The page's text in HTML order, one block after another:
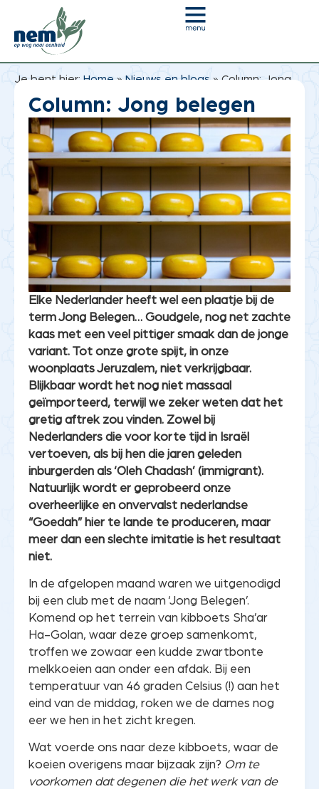
Je bent hier: Home»Nieuws en blogs» Column: Jong
belegen
Column: Jong belegen
Elke Nederlander heeft wel een plaatje bij de
term Jong Belegen… Goudgele, nog net zachte
kaas met een veel pittiger smaak dan de jonge
variant. Tot onze grote spijt, in onze
woonplaats Jeruzalem, niet verkrijgbaar.
Blijkbaar wordt het nog niet massaal
geïmporteerd, terwijl we zeker weten dat het
gretig aftrek zou vinden. Zowel bij
Nederlanders die voor korte tijd in Israël
vertoeven, als bij hen die jaren geleden
inburgerden als ‘Oleh Chadash’ (immigrant).
Natuurlijk wordt er geprobeerd onze
overheerlijke en onvervalst nederlandse
“Goedah” hier te lande te produceren, maar
meer dan een slechte imitatie is het resultaat
niet.
In de afgelopen maand waren we uitgenodigd
bij een club met de naam ‘Jong Belegen’.
Komend op het terrein van kibboets Sha’ar
Ha-Golan, waar deze groep samenkomt,
troffen we zowaar een kudde zwartbonte
melkkoeien aan onder een afdak. Bij een
temperatuur van 46 graden Celsius (!) aan het
eind van de middag, roken we de dames nog
eer we hen in het zicht kregen.
Wat voerde ons naar deze kibboets, waar de
koeien overigens maar bijzaak zijn? Om te
voorkomen dat degenen die het werk van de